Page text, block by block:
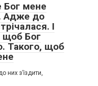
Бог мене
Адже до
І
щоб Бог
Такого, щоб
них з’їздити,